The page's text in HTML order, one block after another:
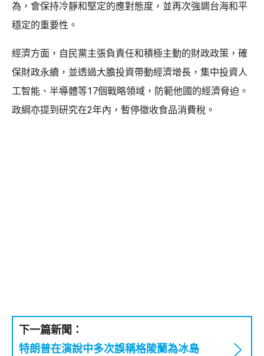
為，會保持冷靜和堅定的應對態度，並再次強調台海和平
穩定的重要性。
經濟方面，自民黨主張負責任和積極主動的財政政策，確
保財政永續，並透過大膽投資帶動經濟增長，集中投資人
工智能、半導體等17個戰略領域，防範他國的經濟脅迫。
政綱亦提到研究在2年內，暫停徵收食品消費稅。
下一篇新聞：
特朗普在演說中多次誤稱格陵蘭為冰島